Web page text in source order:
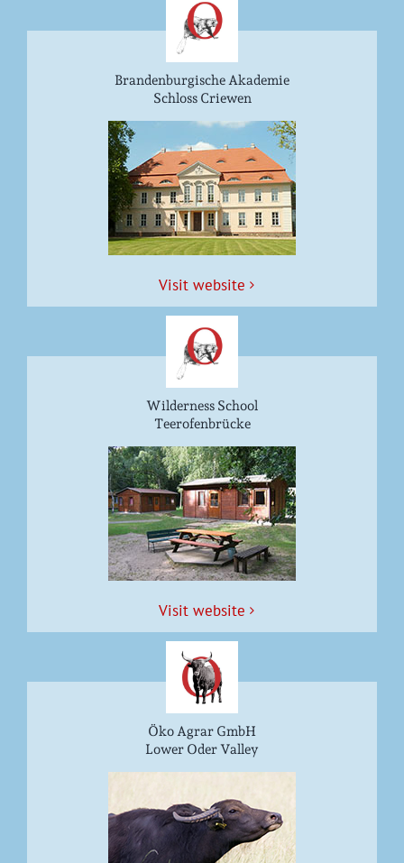
Brandenburgische Akademie
Schloss Criewen
Vis­it website
Wilderness School
Teerofenbrücke
Vis­it website
Öko Agrar GmbH
Lower Oder Valley